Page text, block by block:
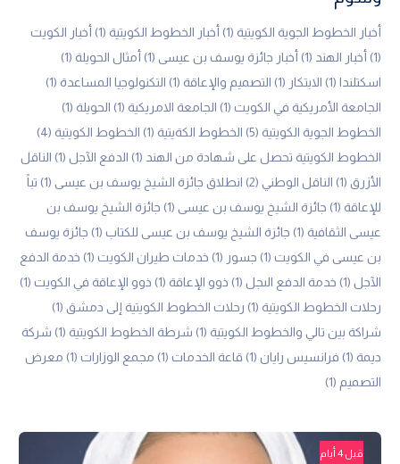
أخبار الخطوط الجوية الكويتية (1) أخبار الخطوط الكويتية (1)
أخبار الكويت
(1)
أخبار الهند (1) أخبار جائزة يوسف بن عيسى (1) أمثال الحويلة (1)
اسكتلندا (1) الابتكار (1) التصميم والإعاقة (1) التكنولوجيا المساعدة (1)
الجامعة الأمريكية في الكويت (1) الجامعة الامريكية (1) الحويلة (1)
الخطوط الجوية الكويتية (5) الخطوط الكةيتية (1) الخطوط الكويتية (4)
الخطوط الكويتية تحصل على شهادة من الهند (1) الدفع الآجل (1)
الناقل
الأزرق (1) الناقل الوطني (2) انطلاق جائزة الشيخ يوسف بن عيسى (1)
تباً
للإعاقة (1) جائزة الشيخ يوسف بن عيسى (1)
جائزة الشيخ يوسف بن
عيسى الثقافية (1) جائزة الشيخ يوسف بن عيسى للكتاب (1)
جائزة يوسف
بن عيسى في الكويت (1) جسور (1) خدمات طيران الكويت (1)
خدمة الدفع
الآجل (1) خدمة الدفع الىجل (1) ذوو الإعاقة (1) ذوو الإعاقة في الكويت (1)
رحلات الخطوط الكويتية (1) رحلات الخطوط الكويتية إلى دمشق (1)
شراكة بين تالي والخطوط الكويتية (1) شرطة الخطوط الكويتية (1)
شركة
ديمة (1) فرانسيس رايان (1) قاعة الخدمات (1) مجمع الوزارات (1)
معرض
التصميم (1)
قبل 4 أيام